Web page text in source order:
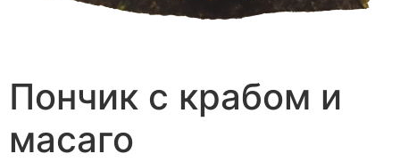
Пончик с крабом и
масаго